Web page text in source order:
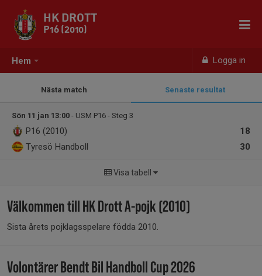
Hem Logga in
HK DROTT
P16 (2010)
Nästa match Senaste resultat
Sön 11 jan 13:00 - USM P16 - Steg 3
18
P16 (2010)
30
Tyresö Handboll
Visa tabell
Välkommen till HK Drott A-pojk (2010)
Sista årets pojklagsspelare födda 2010.
Volontärer Bendt Bil Handboll Cup 2026